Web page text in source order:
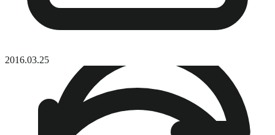
2016.03.25